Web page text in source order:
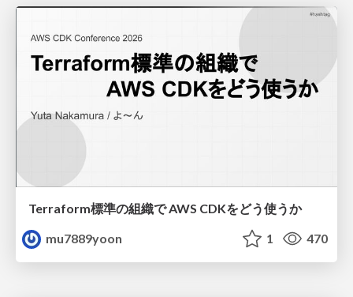
Terraform標準の組織で AWS CDKをどう使うか
mu7889yoon
1 470